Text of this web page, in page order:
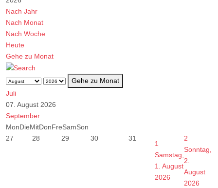
Nach Jahr
Nach Monat
Nach Woche
Heute
Gehe zu Monat
Gehe zu Monat
Juli
07. August 2026
September
MonDieMitDonFreSamSon
27
28 29 30 31
1
Samstag,
1. August
2026
2
Sonntag,
2.
August
2026